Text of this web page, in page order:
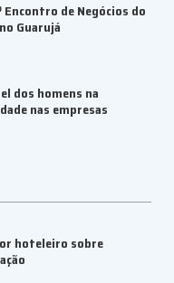
Encontro de Negócios do
Guarujá
dos homens na
nas empresas
hoteleiro sobre